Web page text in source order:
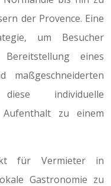
der Provence. Eine
um Besucher
eines
maßgeschneiderten
individuelle
Aufenthalt zu einem
für Vermieter in
Gastronomie zu